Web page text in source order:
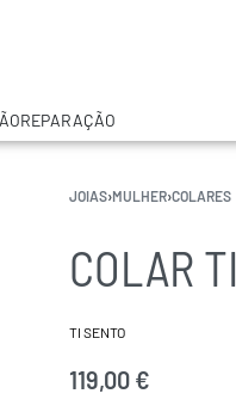
REPARAÇÃO
JOIAS›MULHER›COLARES
COLAR
TI SENTO
119,00 €